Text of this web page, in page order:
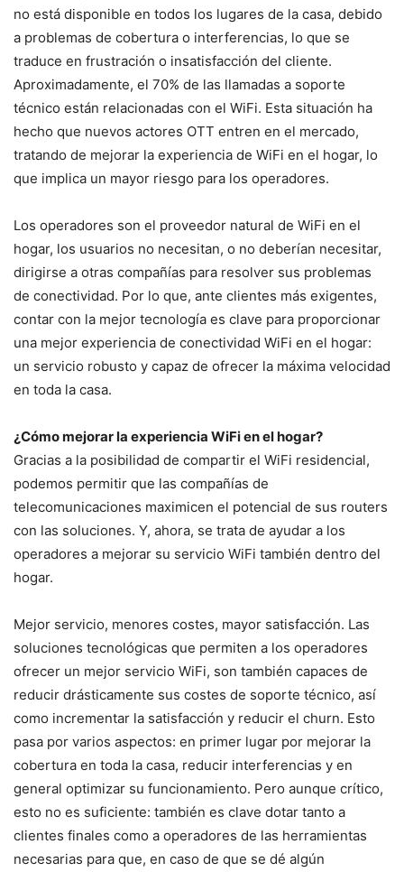
no está disponible en todos los lugares de la casa, debido
a problemas de cobertura o interferencias, lo que se
traduce en frustración o insatisfacción del cliente.
Aproximadamente, el 70% de las llamadas a soporte
técnico están relacionadas con el WiFi. Esta situación ha
hecho que nuevos actores OTT entren en el mercado,
tratando de mejorar la experiencia de WiFi en el hogar, lo
que implica un mayor riesgo para los operadores.
Los operadores son el proveedor natural de WiFi en el
hogar, los usuarios no necesitan, o no deberían necesitar,
dirigirse a otras compañías para resolver sus problemas
de conectividad. Por lo que, ante clientes más exigentes,
contar con la mejor tecnología es clave para proporcionar
una mejor experiencia de conectividad WiFi en el hogar:
un servicio robusto y capaz de ofrecer la máxima velocidad
en toda la casa.
¿Cómo mejorar la experiencia WiFi en el hogar?
Gracias a la posibilidad de compartir el WiFi residencial,
podemos permitir que las compañías de
telecomunicaciones maximicen el potencial de sus routers
con las soluciones. Y, ahora, se trata de ayudar a los
operadores a mejorar su servicio WiFi también dentro del
hogar.
Mejor servicio, menores costes, mayor satisfacción. Las
soluciones tecnológicas que permiten a los operadores
ofrecer un mejor servicio WiFi, son también capaces de
reducir drásticamente sus costes de soporte técnico, así
como incrementar la satisfacción y reducir el churn. Esto
pasa por varios aspectos: en primer lugar por mejorar la
cobertura en toda la casa, reducir interferencias y en
general optimizar su funcionamiento. Pero aunque crítico,
esto no es suficiente: también es clave dotar tanto a
clientes finales como a operadores de las herramientas
necesarias para que, en caso de que se dé algún